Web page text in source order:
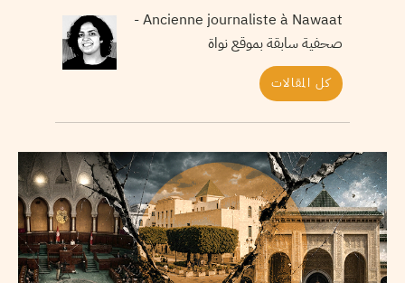
Ancienne journaliste à Nawaat -
صحفية سابقة بموقع نواة
كل المقالات